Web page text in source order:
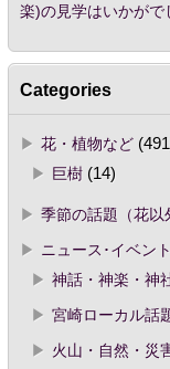
楽)の見学はいかがで
Categories
花・植物など
巨樹(14)
季節の話題（花以
ニュース･イベン
神話・神楽・神
宮崎ローカル話
火山・自然・災